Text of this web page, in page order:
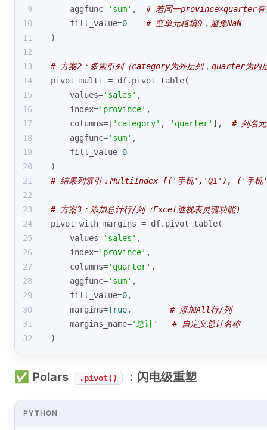
9
    aggfunc=
'sum' , # 若同一province×quarter有
10
    fill_value=
0
# 空单元格填0，避免NaN
11
)
12
13
# 方案2：多索引列（category为外层列，quarter为内
14
pivot_multi = df.pivot_table(
15
    values=
'sales' ,
16
    index=
'province' ,
17
    columns=[
'category' , 'quarter' ], # 列名
18
    aggfunc=
'sum' ,
19
    fill_value=
0
20
)
21
# 结果列索引：MultiIndex [('手机','Q1'), ('
22
23
# 方案3：添加总计行/列（Excel透视表灵魂功能）
24
pivot_with_margins = df.pivot_table(
25
    values=
'sales' ,
26
    index=
'province' ,
27
    columns=
'quarter' ,
28
    aggfunc=
'sum' ,
29
    fill_value=
0,
30
    margins=
True, # 添加All行/列
31
    margins_name=
'总计'
# 自定义总计名称
32
)
✅ Polars .pivot() ：闪电级重塑
PYTHON